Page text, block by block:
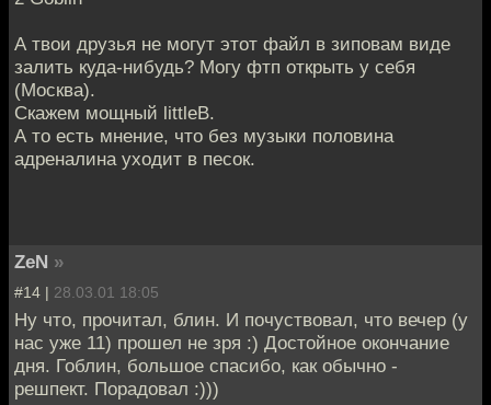
А твои друзья не могут этот файл в зиповам виде
залить куда-нибудь? Могу фтп открыть у себя
(Москва).
Скажем мощный littleB.
А то есть мнение, что без музыки половина
адреналина уходит в песок.
ZeN »
#14 | 28.03.01 18:05
Ну что, прочитал, блин. И почуствовал, что вечер (у
нас уже 11) прошел не зря :) Достойное окончание
дня. Гоблин, большое спасибо, как обычно -
решпект. Порадовал :)))